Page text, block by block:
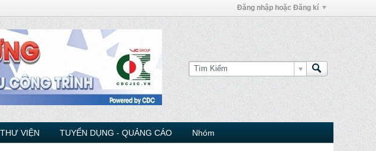
Đăng nhập hoặc Đăng kí
THƯ VIỆN TUYỂN DỤNG - QUẢNG CÁO Nhóm